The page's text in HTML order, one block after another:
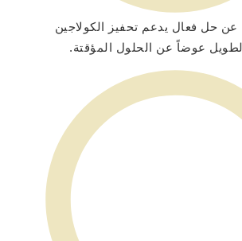
عن حل فعال يدعم تحفيز الكولاجين
عوضاً عن الحلول المؤقتة.